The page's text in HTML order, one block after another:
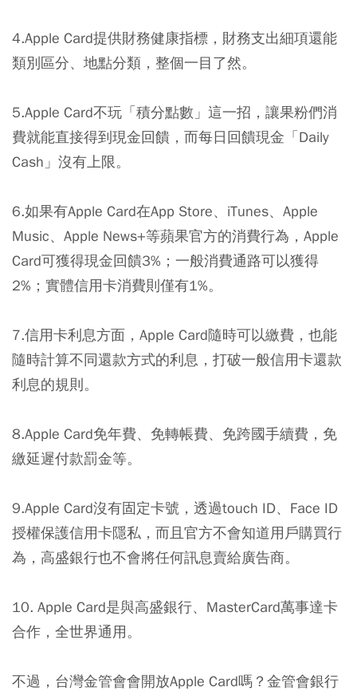
4.Apple Card提供財務健康指標，財務支出細項還能
類別區分、地點分類，整個一目了然。
5.Apple Card不玩「積分點數」這一招，讓果粉們消
費就能直接得到現金回饋，而每日回饋現金「Daily
Cash」沒有上限。
6.如果有Apple Card在App Store、iTunes、Apple
Music、Apple News+等蘋果官方的消費行為，Apple
Card可獲得現金回饋3%；一般消費通路可以獲得
2%；實體信用卡消費則僅有1%。
7.信用卡利息方面，Apple Card隨時可以繳費，也能
隨時計算不同還款方式的利息，打破一般信用卡還款
利息的規則。
8.Apple Card免年費、免轉帳費、免跨國手續費，免
繳延遲付款罰金等。
9.Apple Card沒有固定卡號，透過touch ID、Face ID
授權保護信用卡隱私，而且官方不會知道用戶購買行
為，高盛銀行也不會將任何訊息賣給廣告商。
10. Apple Card是與高盛銀行、MasterCard萬事達卡
合作，全世界通用。
不過，台灣金管會會開放Apple Card嗎？金管會銀行